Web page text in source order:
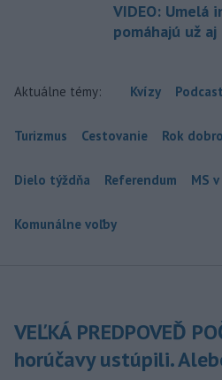
VIDEO:
pomáhajú už
Aktuálne témy: Kvízy
Turizmus Cestovanie Rok
Dielo týždňa Referendum MS
Komunálne voľby
VEĽKÁ PREDPOVEĎ
horúčavy ustúpili.